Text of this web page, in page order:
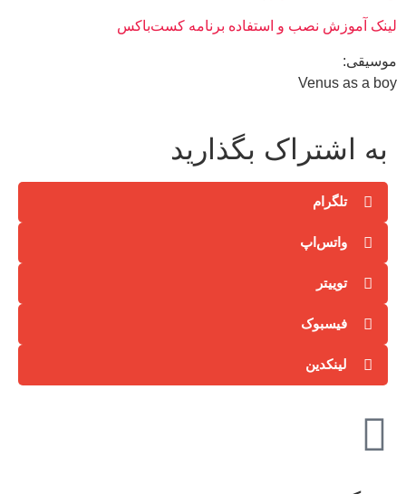
لینک آموزش نصب و استفاده برنامه کست‌باکس
موسیقی:
Venus as a boy
به اشتراک بگذارید
تلگرام
واتس‌اپ
توییتر
فیسبوک
لینکدین